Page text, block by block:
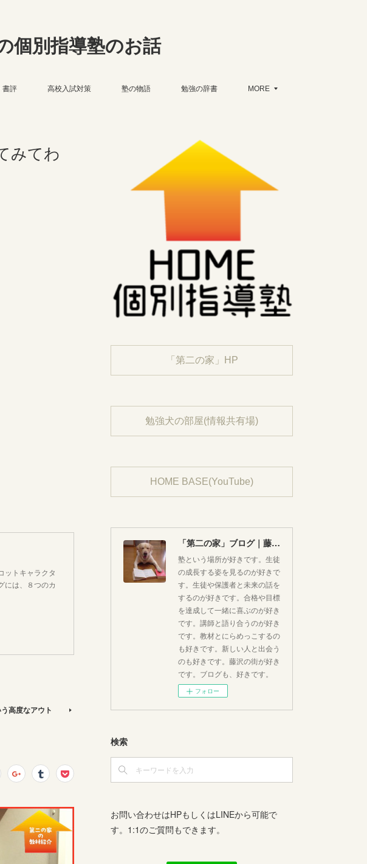
個別指導塾のお話
書評 高校入試対策 塾の物語 勉強の辞書 MORE
みてわ
ットキャラクタ
には、８つのカ
高度なアウト
「第二の家」HP
勉強犬の部屋(情報共有場)
HOME BASE(YouTube)
「第二の家」ブログ｜藤沢市の個別指導塾のお話
塾という場所が好きです。生徒
の成長する姿を見るのが好きで
す。生徒や保護者と未来の話を
するのが好きです。合格や目標
を達成して一緒に喜ぶのが好き
です。講師と語り合うのが好き
です。教材とにらめっこするの
も好きです。新しい人と出会う
のも好きです。藤沢の街が好き
です。ブログも、好きです。
フォロー
検索
お問い合わせはHPもしくはLINEから可能で
す。1:1のご質問もできます。